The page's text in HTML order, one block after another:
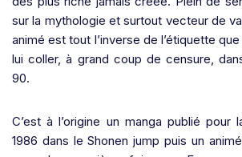
sur la mythologie et surtout vecteur de
animé est tout l’inverse de l’étiquette
lui coller, à grand coup de censure,
90.
C’est à l’origine un manga publié pour
1986 dans le Shonen jump puis un